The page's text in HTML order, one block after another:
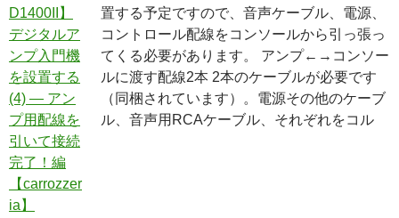
置する予定ですので、音声ケーブル、電源、
コントロール配線をコンソールから引っ張っ
てくる必要があります。 アンプ←→コンソー
ルに渡す配線2本 2本のケーブルが必要です
（同梱されています）。電源その他のケーブ
ル、音声用RCAケーブル、それぞれをコル